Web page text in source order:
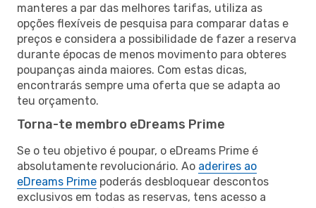
manteres a par das melhores tarifas, utiliza as
opções flexíveis de pesquisa para comparar datas e
preços e considera a possibilidade de fazer a reserva
durante épocas de menos movimento para obteres
poupanças ainda maiores. Com estas dicas,
encontrarás sempre uma oferta que se adapta ao
teu orçamento.
Torna-te membro eDreams Prime
Se o teu objetivo é poupar, o eDreams Prime é
absolutamente revolucionário. Ao aderires ao
eDreams Prime poderás desbloquear descontos
exclusivos em todas as reservas, tens acesso a